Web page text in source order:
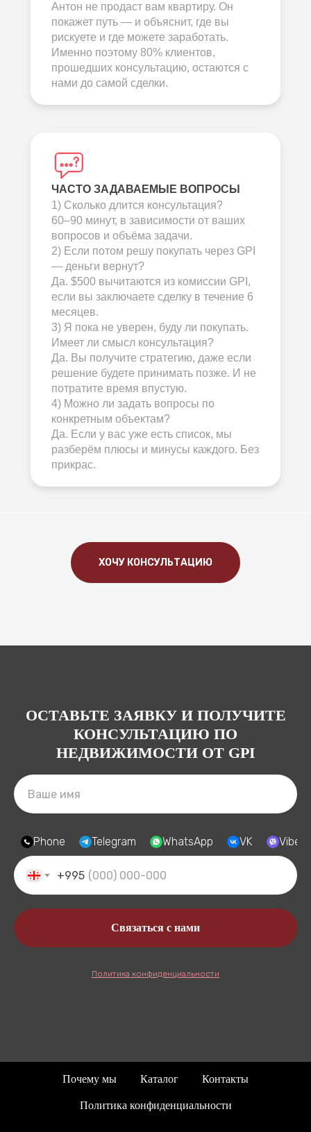
Антон не продаст вам квартиру. Он
покажет путь — и объяснит, где вы
рискуете и где можете заработать.
Именно поэтому 80% клиентов,
прошедших консультацию, остаются с
нами до самой сделки.
ЧАСТО ЗАДАВАЕМЫЕ ВОПРОСЫ
1) Сколько длится консультация?
60–90 минут, в зависимости от ваших
вопросов и объёма задачи.
2) Если потом решу покупать через GPI
— деньги вернут?
Да. $500 вычитаются из комиссии GPI,
если вы заключаете сделку в течение 6
месяцев.
3) Я пока не уверен, буду ли покупать.
Имеет ли смысл консультация?
Да. Вы получите стратегию, даже если
решение будете принимать позже. И не
потратите время впустую.
4) Можно ли задать вопросы по
конкретным объектам?
Да. Если у вас уже есть список, мы
разберём плюсы и минусы каждого. Без
прикрас.
ХОЧУ КОНСУЛЬТАЦИЮ
ОСТАВЬТЕ ЗАЯВКУ И ПОЛУЧИТЕ
КОНСУЛЬТАЦИЮ ПО
НЕДВИЖИМОСТИ ОТ GPI
Phone Telegram WhatsApp VK Viber
+995
Связаться с нами
Политика конфиденциальности
Почему мы Каталог Контакты
Политика конфиденциальности